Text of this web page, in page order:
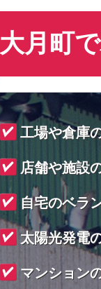
大月町
工場や倉庫
店舗や施設
自宅のベラ
太陽光発電
マンション